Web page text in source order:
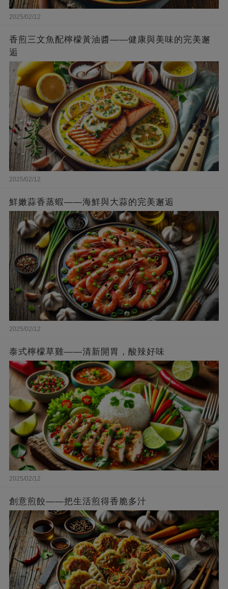
2025/02/12
香煎三文魚配檸檬黃油醬——健康與美味的完美邂
逅
2025/02/12
鮮嫩蒜香蒸蝦——海鮮與大蒜的完美邂逅
2025/02/12
泰式檸檬草雞——清新開胃，酸辣好味
2025/02/12
創意煎餃——把生活煎得香脆多汁